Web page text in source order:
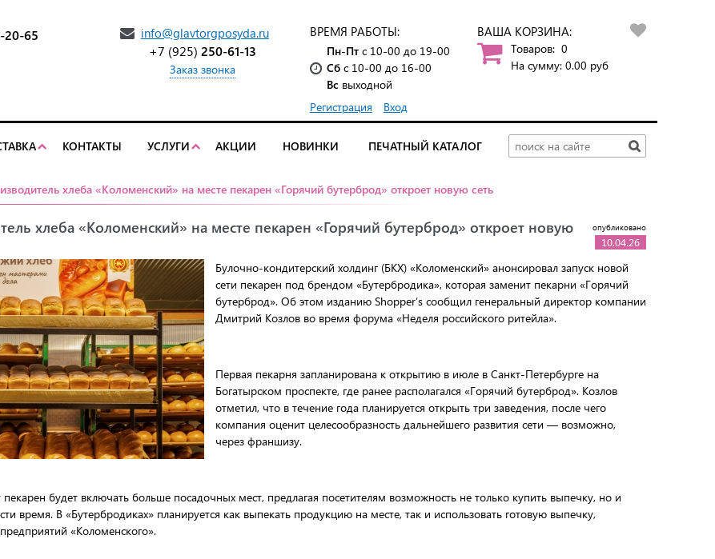
20-65 info@glavtorgposyda.ru
+7 (925)250-61-13
Заказ звонка
ВРЕМЯ РАБОТЫ:
Пн-Птс 10-00 до 19-00
Сбс 10-00 до 16-00
Вс выходной
Регистрация
Вход
ВАША КОРЗИНА:
Товаров: 0
На сумму: 0.00 руб
КОНТАКТЫ УСЛУГИ АКЦИИ НОВИНКИ ПЕЧАТНЫЙ КАТАЛОГ
хлеба «Коломенский» на месте пекарен «Горячий бутерброд» откроет новую сеть
хлеба «Коломенский» на месте пекарен «Горячий бутерброд» откроет новую
опубликовано
10.04.26
Булочно-кондитерский холдинг (БКХ) «Коломенский» анонсировал запуск новой
сети пекарен под брендом «Бутербродика», которая заменит пекарни «Горячий
бутерброд». Об этом изданию Shopper’s сообщил генеральный директор компании
Дмитрий Козлов во время форума «Неделя российского ритейла».
Первая пекарня запланирована к открытию в июле в Санкт-Петербурге на
Богатырском проспекте, где ранее располагался «Горячий бутерброд». Козлов
отметил, что в течение года планируется открыть три заведения, после чего
компания оценит целесообразность дальнейшего развития сети — возможно,
через франшизу.
будет включать больше посадочных мест, предлагая посетителям возможность не только купить выпечку, но и
время. В «Бутербродиках» планируется как выпекать продукцию на месте, так и использовать готовую выпечку,
«Коломенского».